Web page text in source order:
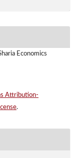
Economics
Attribution-
.